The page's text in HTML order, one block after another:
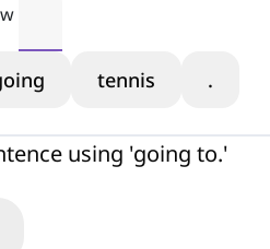
tennis .
using 'going to.'